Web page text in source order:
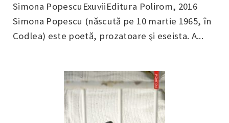
Simona PopescuExuviiEditura Polirom, 2016
Simona Popescu (născută pe 10 martie 1965, în
Codlea) este poetă, prozatoare şi eseista. A...